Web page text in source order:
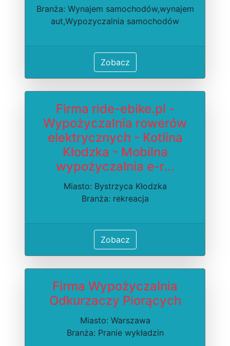
Branża: Wynajem samochodów,wynajem
aut,Wypozyczalnia samochodów
Zobacz
Firma ride-ebike.pl -
Wypożyczalnia rowerów
elektrycznych - Kotlina
Kłodzka - Mobilna
wypożyczalnia e-r...
Miasto: Bystrzyca Kłodzka
Branża: rekreacja
Zobacz
Firma Wypożyczalnia
Odkurzaczy Piorących
Miasto: Warszawa
Branża: Pranie wykładzin